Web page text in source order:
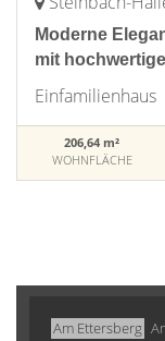
Moderne
mit
Einfamilienhaus
206,64 m²
WOHNFLÄCHE
Am Ettersberg